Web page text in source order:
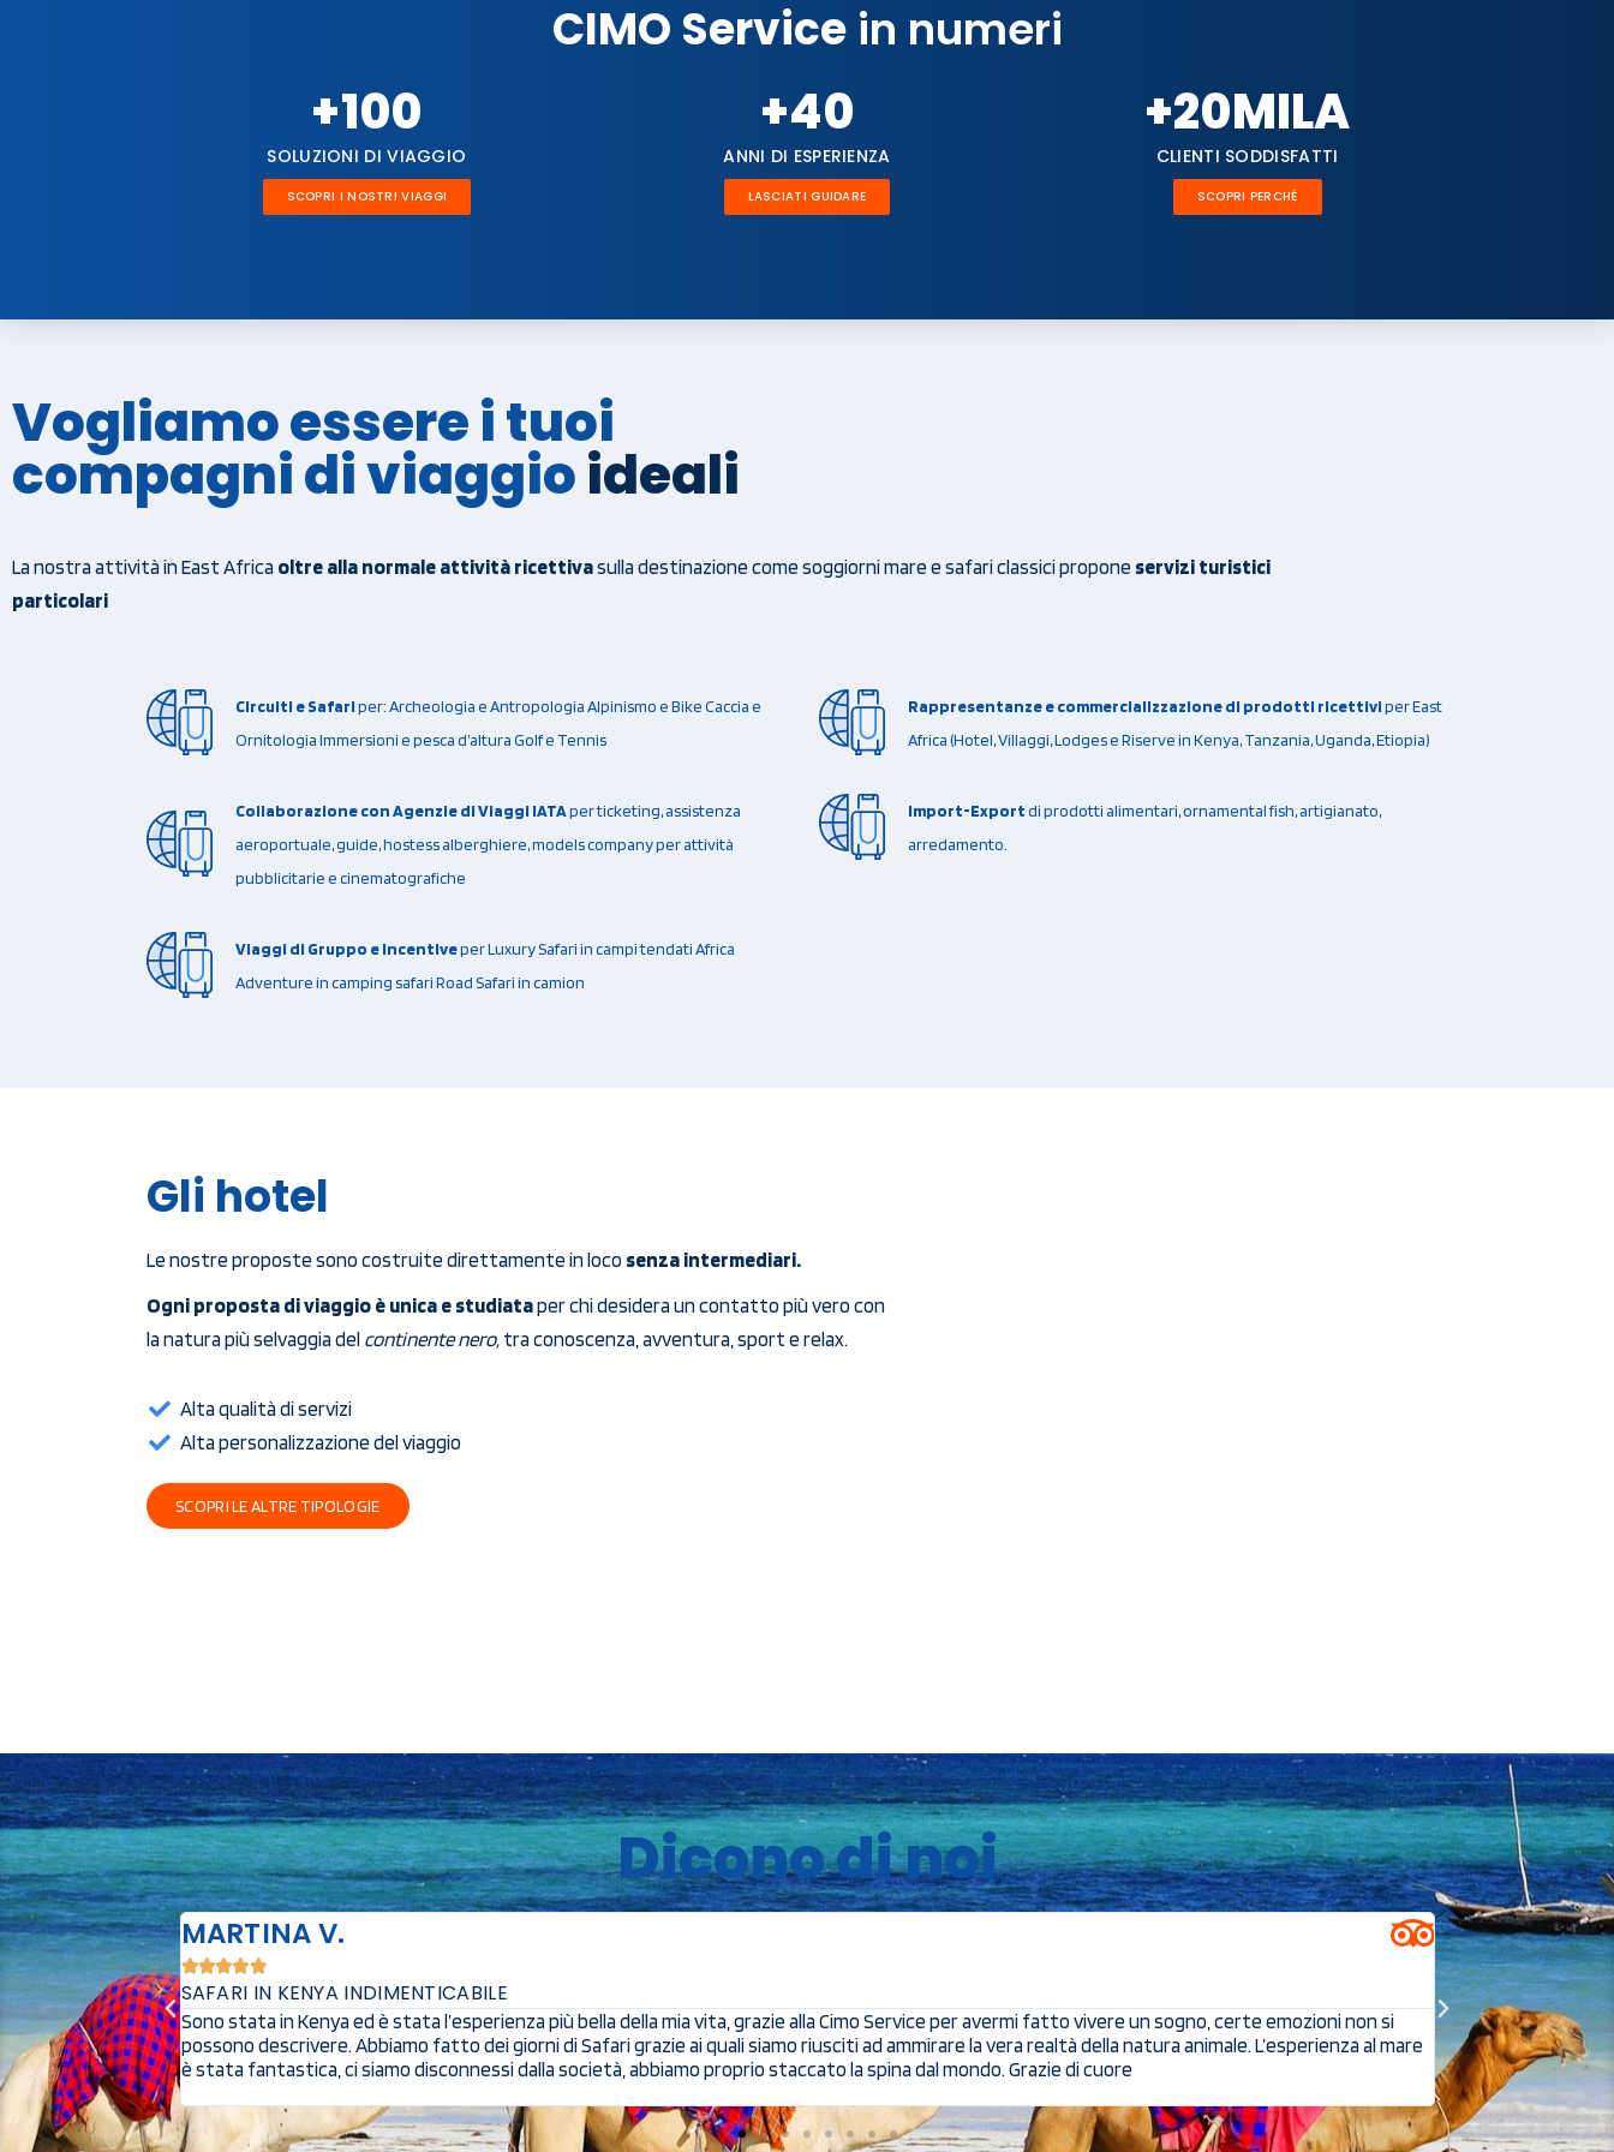
CIMO Servicein numeri
SOLUZIONI DI VIAGGIO
+100
SCOPRI I NOSTRI VIAGGI
ANNI DI ESPERIENZA
+40
LASCIATI GUIDARE
CLIENTI SODDISFATTI
+20MILA
SCOPRI PERCHÉ
Vogliamo essere i tuoi
compagni di viaggioideali
La nostra attività in East Africa oltre alla normale attività ricettivasulla destinazione come soggiorni mare e safari classici propone servizi turistici
particolari
Circuiti e Safariper: Archeologia e Antropologia Alpinismo e Bike Caccia e
Ornitologia Immersioni e pesca d’altura Golf e Tennis
Collaborazione con Agenzie di Viaggi IATAper ticketing, assistenza
aeroportuale, guide, hostess alberghiere, models company per attività
pubblicitarie e cinematografiche
Viaggi di Gruppo e Incentiveper Luxury Safari in campi tendati Africa
Adventure in camping safari Road Safari in camion
Rappresentanze e commercializzazione di prodotti ricettiviper East
Africa (Hotel, Villaggi, Lodges e Riserve in Kenya, Tanzania, Uganda, Etiopia)
Import-Exportdi prodotti alimentari, ornamental fish, artigianato,
arredamento.
Gli hotel
Le nostre proposte sono costruite direttamente in loco senza intermediari.
Ogni proposta di viaggio è unica e studiataper chi desidera un contatto più vero con
la natura più selvaggia del continente nero, tra conoscenza, avventura, sport e relax.
Alta qualità di servizi
Alta personalizzazione del viaggio​
SCOPRI LE ALTRE TIPOLOGIE
Dicono di noi
in un mondo dove
MARTINA V.

SAFARI IN KENYA INDIMENTICABILE
Sono stata in Kenya ed è stata l’esperienza più bella della mia vita, grazie alla Cimo Service per avermi fatto vivere un sogno, certe emozioni non si
possono descrivere. Abbiamo fatto dei giorni di Safari grazie ai quali siamo riusciti ad ammirare la vera realtà della natura animale. L’esperienza al mare
è stata fantastica, ci siamo disconnessi dalla società, abbiamo proprio staccato la spina dal mondo. Grazie di cuore
ELIA
 
OTTIMO SAFARI
Siamo stati in
tour e per la scelta
n'erano.